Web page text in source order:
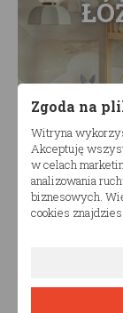
Zgoda na
Witryna
Akceptuję
w celach
analizowania
biznesowych.
cookies